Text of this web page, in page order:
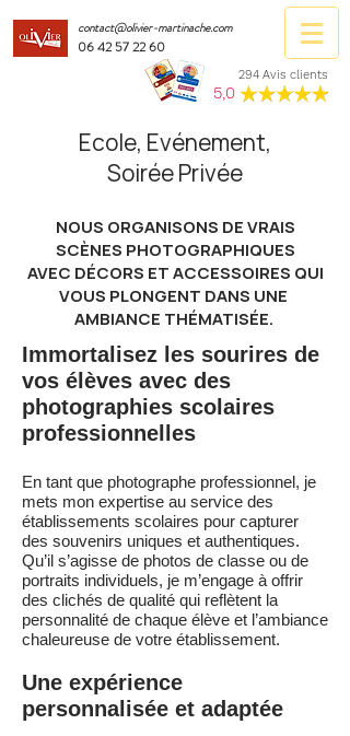
contact@olivier-martinache.com
06 42 57 22 60
294 Avis clients
5,0
Ecole, Evénement,
Soirée Privée
NOUS ORGANISONS DE VRAIS
SCÈNES PHOTOGRAPHIQUES
AVEC DÉCORS ET ACCESSOIRES QUI
VOUS PLONGENT DANS UNE
AMBIANCE THÉMATISÉE.
Immortalisez les sourires de
vos élèves avec des
photographies scolaires
professionnelles
En tant que photographe professionnel, je
mets mon expertise au service des
établissements scolaires pour capturer
des souvenirs uniques et authentiques.
Qu’il s’agisse de photos de classe ou de
portraits individuels, je m’engage à offrir
des clichés de qualité qui reflètent la
personnalité de chaque élève et l’ambiance
chaleureuse de votre établissement.
Une expérience
personnalisée et adaptée